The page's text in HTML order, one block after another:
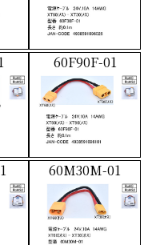
60F90F-01
60M30M-01